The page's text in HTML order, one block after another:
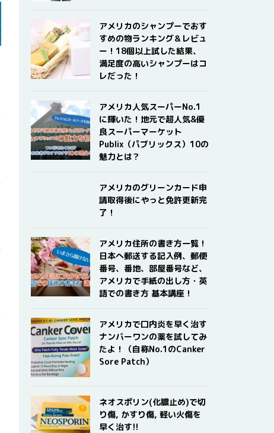
アメリカのシャンプーでおす
すめの物ランキング＆レビュ
ー！18個以上試した結果、
満足度の高いシャンプーはコ
レだった！
アメリカ人気スーパーNo.1
に輝いた！地元で超人気&優
良スーパーマーケット
Publix（パブリックス）10の
魅力とは？
アメリカのグリーンカード申
請取得後にやっと免許更新完
了！
アメリカ住所の書き方一覧！
日本へ郵送する記入例、郵便
番号、番地、部屋番号など、
アメリカで手紙の出し方・英
語での書き方 基本講座！
アメリカで口内炎を早く治す
ナンバーワンの薬を試してみ
たよ！（自称No.1のCanker
Sore Patch）
ネオスポリン(化膿止め)で切
り傷, かすり傷, 軽い火傷を
早く治す!!